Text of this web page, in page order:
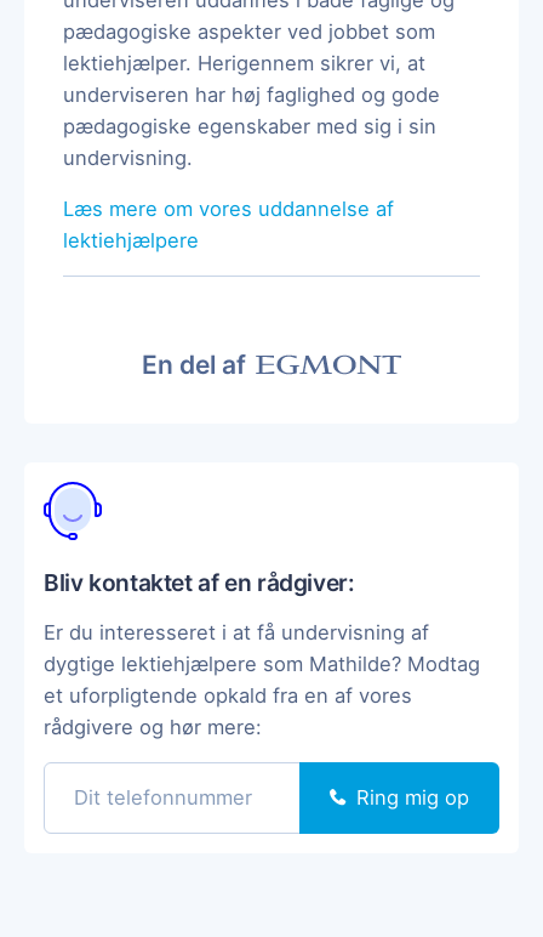
pædagogiske aspekter ved jobbet som
lektiehjælper. Herigennem sikrer vi, at
underviseren har høj faglighed og gode
pædagogiske egenskaber med sig i sin
undervisning.
Læs mere om vores uddannelse af
lektiehjælpere
En del af
Bliv kontaktet af en rådgiver:
Er du interesseret i at få undervisning af
dygtige lektiehjælpere som Mathilde? Modtag
et uforpligtende opkald fra en af vores
rådgivere og hør mere:
Ring mig op